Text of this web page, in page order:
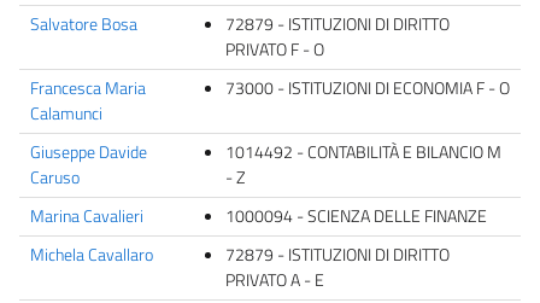
Salvatore Bosa
72879 - ISTITUZIONI DI DIRITTO
PRIVATO F - O
Francesca Maria
Calamunci
73000 - ISTITUZIONI DI ECONOMIA F - O
Giuseppe Davide
Caruso
1014492 - CONTABILITÀ E BILANCIO M
- Z
Marina Cavalieri
1000094 - SCIENZA DELLE FINANZE
Michela Cavallaro
72879 - ISTITUZIONI DI DIRITTO
PRIVATO A - E